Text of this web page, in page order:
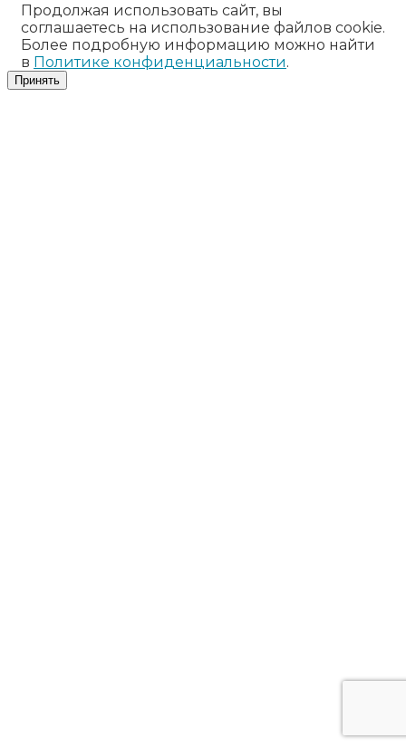
Продолжая использовать сайт, вы
соглашаетесь на использование файлов cookie.
Более подробную информацию можно найти
в Политике конфиденциальности.
Принять